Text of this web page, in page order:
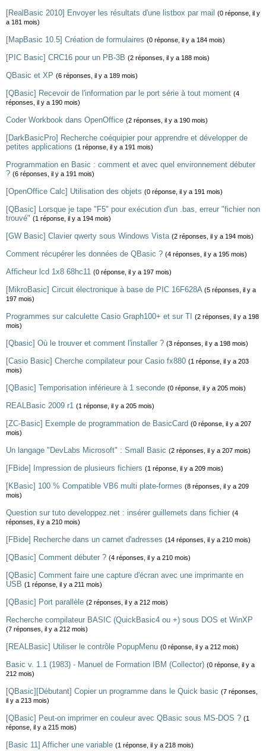
[RealBasic 2010] Envoyer les résultats d'une listbox par mail
(0 réponse, il y
a 181 mois)
[MapBasic 10.5] Création de formulaires (0 réponse, il y a 184 mois)
[PIC Basic] CRC16 pour un PB-3B (2 réponses, il y a 188 mois)
QBasic et XP (6 réponses, il y a 189 mois)
[QBasic] Recevoir de l'information par le port série à tout moment (4
réponses, il y a 190 mois)
Coder Workbook dans OpenOffice (2 réponses, il y a 190 mois)
[DarkBasicPro] Recherche coéquipier pour apprendre et développer de
petites applications (1 réponse, il y a 191 mois)
Programmation en Basic : comment et avec quel environnement débuter
? (6 réponses, il y a 191 mois)
[OpenOffice Calc] Utilisation des objets (0 réponse, il y a 191 mois)
[QBasic] Lorsque je tape "F5" pour exécution d'un .bas, erreur "fichier non
trouvé" (1 réponse, il y a 194 mois)
[GW Basic] Clavier qwerty sous Windows Vista (2 réponses, il y a 194 mois)
Comment récupérer les données de QBasic ? (4 réponses, il y a 195 mois)
Afficheur lcd 1x8 68hc11 (0 réponse, il y a 197 mois)
[MikroBasic] Circuit électronique à base de PIC 16F628A (5 réponses, il y a
197 mois)
Programmes sur calculette Casio Graph100+ et sur TI
(2 réponses, il y a 198
mois)
[Qbasic] Où le trouver et comment l'installer ? (3 réponses, il y a 198 mois)
[Casio Basic] Cherche compilateur pour Casio fx880 (1 réponse, il y a 203
mois)
[QBasic] Temporisation inférieure à 1 seconde (0 réponse, il y a 205 mois)
REALBasic 2009 r1 (1 réponse, il y a 205 mois)
[ZC-Basic] Exemple de programmation de BasicCard (0 réponse, il y a 207
mois)
Un langage "DevLabs Microsoft" : Small Basic (2 réponses, il y a 207 mois)
[FBide] Impression de plusieurs fichiers (1 réponse, il y a 209 mois)
[KBasic] 100 % Compatible VB6 multi plate-formes (8 réponses, il y a 209
mois)
Question sur tuto developpez.net : insérer guillemets dans fichier (4
réponses, il y a 210 mois)
[FBide] Recherche dans un carnet d'adresses (14 réponses, il y a 210 mois)
[QBasic] Comment débuter ? (4 réponses, il y a 210 mois)
[QBasic] Comment faire une capture d'écran avec une imprimante en
USB (1 réponse, il y a 211 mois)
[QBasic] Port parallèle (2 réponses, il y a 212 mois)
Recherche compilateur BASIC (QuickBasic4 ou +) sous DOS et WinXP
(7 réponses, il y a 212 mois)
[REALBasic] Utiliser le contrôle PopupMenu (0 réponse, il y a 212 mois)
Basic v. 1.1 (1983) - Manuel de Formation IBM (Collector) (0 réponse, il y a
212 mois)
[QBasic][Débutant] Copier un programme dans le Quick basic (7 réponses,
il y a 213 mois)
[QBasic] Peut-on imprimer en couleur avec QBasic sous MS-DOS ? (1
réponse, il y a 215 mois)
[Basic 11] Afficher une variable (1 réponse, il y a 218 mois)